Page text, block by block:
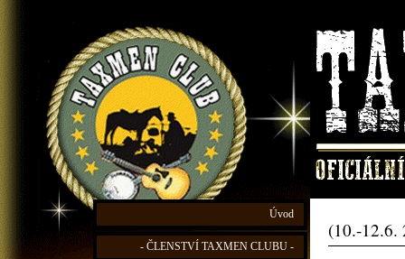
Úvod
- ČLENSTVÍ TAXMEN CLUBU -
(10.-12.6.